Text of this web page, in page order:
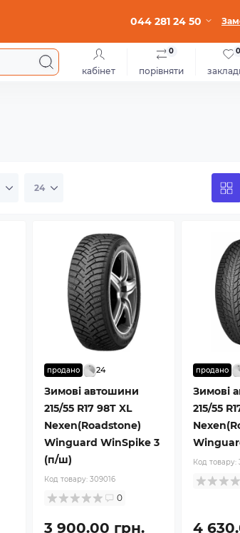
044 281 24 50
кабінет порівняти
0 0
продано 24
Зимові автошини
215/55 R17 98T XL
Nexen(Roadstone)
Winguard WinSpike 3
(п/ш)
Код товару: 309016
0
3 900.00 грн.
продано
Зимові
215/55
Код товару:
4